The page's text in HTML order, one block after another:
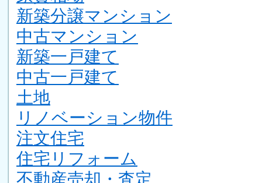
新築分譲マンション
中古マンション
新築一戸建て
中古一戸建て
土地
リノベーション物件
注文住宅
住宅リフォーム
不動産売却・査定